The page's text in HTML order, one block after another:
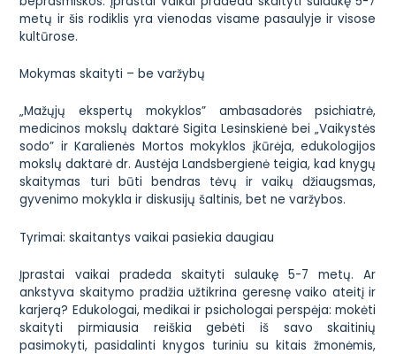
metų ir šis rodiklis yra vienodas visame pasaulyje ir visose
kultūrose.
Mokymas skaityti – be varžybų
„Mažųjų ekspertų mokyklos” ambasadorės psichiatrė,
medicinos mokslų daktarė Sigita Lesinskienė bei „Vaikystės
sodo” ir Karalienės Mortos mokyklos įkūrėja, edukologijos
mokslų daktarė dr. Austėja Landsbergienė teigia, kad knygų
skaitymas turi būti bendras tėvų ir vaikų džiaugsmas,
gyvenimo mokykla ir diskusijų šaltinis, bet ne varžybos.
Tyrimai: skaitantys vaikai pasiekia daugiau
Įprastai vaikai pradeda skaityti sulaukę 5-7 metų. Ar
ankstyva skaitymo pradžia užtikrina geresnę vaiko ateitį ir
karjerą? Edukologai, medikai ir psichologai perspėja: mokėti
skaityti pirmiausia reiškia gebėti iš savo skaitinių
pasimokyti, pasidalinti knygos turiniu su kitais žmonėmis,